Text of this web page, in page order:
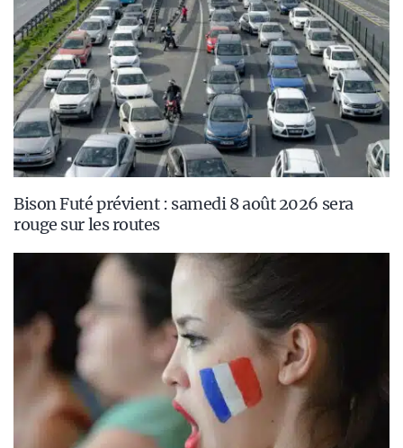
Bison Futé prévient : samedi 8 août 2026 sera
rouge sur les routes